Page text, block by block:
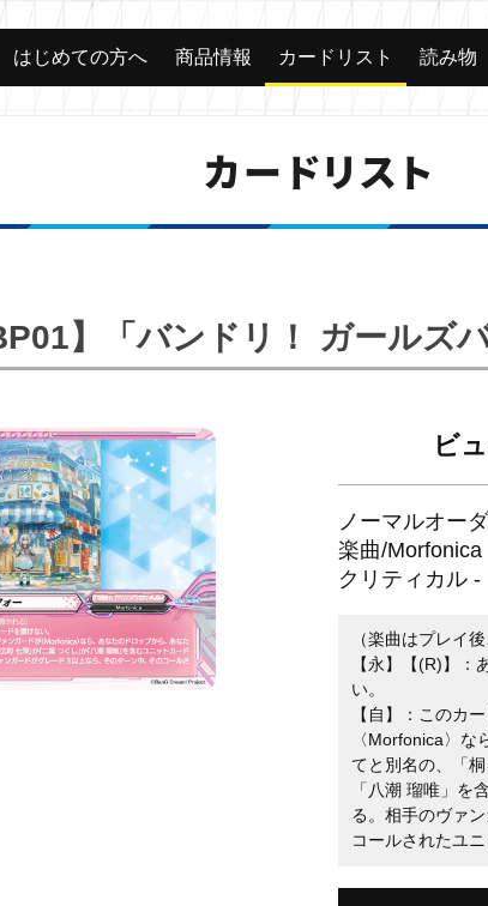
はじめての方へ 商品情報 カードリスト 読み物
カードリスト
】「バンドリ！ ガールズ
ビ
ノーマルオー
楽曲/Morfonica
クリティカル -
（楽曲はプレイ
【永】【(R)】
い。
【自】：このカ
〈Morfonica〉
てと別名の、「
「八潮 瑠唯」を
る。相手のヴァ
コールされたユ